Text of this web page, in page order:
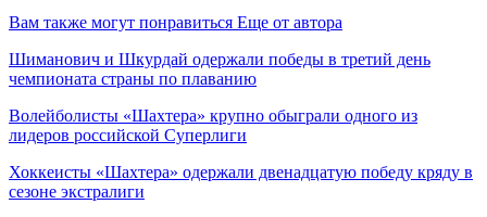
Вам также могут понравиться Еще от автора
Шиманович и Шкурдай одержали победы в третий день
чемпионата страны по плаванию
Волейболисты «Шахтера» крупно обыграли одного из
лидеров российской Суперлиги
Хоккеисты «Шахтера» одержали двенадцатую победу кряду в
сезоне экстралиги